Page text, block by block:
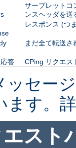
サーブレットコ
ンスヘッダを送
レスポンス (つ
まだ全て転送
答 CPing リクエス
ッセー
ます。
エスト